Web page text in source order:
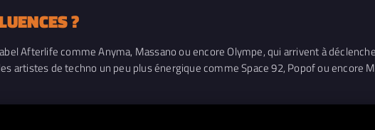
?
Afterlife comme Anyma, Massano ou encore Olympe, qui arrivent à
artistes de techno un peu plus énergique comme Space 92, Popof ou encore